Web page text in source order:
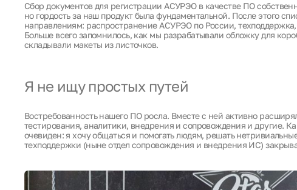
Сбор документов для регистрации АСУРЭО в качестве ПО
но гордость за наш продукт была фундаментальной. После этого
направлениям: распространение АСУРЭО по России,
Больше всего запомнилось, как мы разрабатывали обложку для
складывали макеты из листочков.
Я не ищу простых путей
Востребованность нашего ПО росла. Вместе с ней активно
тестирования, аналитики, внедрения и сопровождения и другие.
очевиден: я хочу общаться и помогать людям, решать
техподдержки (ныне отдел сопровождения и внедрения ИС)